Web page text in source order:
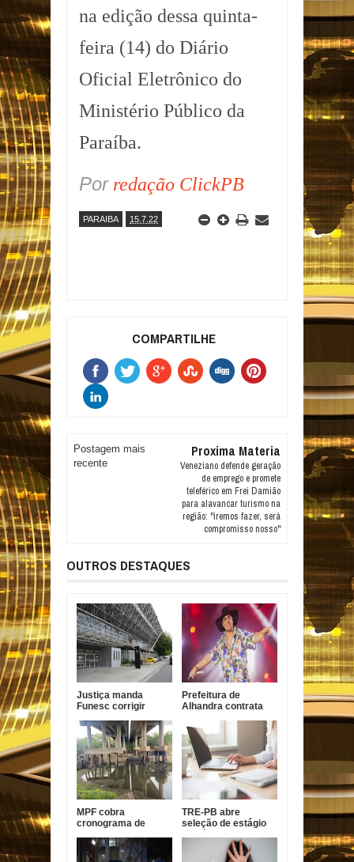
na edição dessa quinta-
feira (14) do Diário
Oficial Eletrônico do
Ministério Público da
Paraíba.
Por redação ClickPB
PARAIBA 15.7.22
COMPARTILHE
Postagem mais
recente
Proxima Materia
Veneziano defende geração
de emprego e promete
teleférico em Frei Damião
para alavancar turismo na
região: "iremos fazer, será
compromisso nosso"
OUTROS DESTAQUES
Justiça manda
Funesc corrigir
incêndio em João
Pessoa
Prefeitura de
Alhandra contrata
por R$ 750 mil para
show da festa da
padroeira
MPF cobra
cronograma de
BR-101 na Paraíba
TRE-PB abre
seleção de estágio
com bolsa de R$ 1,8